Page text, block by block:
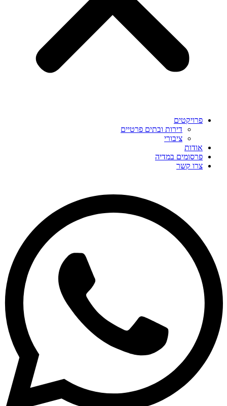
פרויקטים
דירות ובתים פרטיים
ציבורי
אודות
פרסומים במדיה
צרו קשר